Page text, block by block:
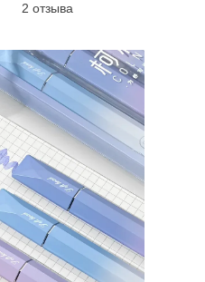
2 отзыва